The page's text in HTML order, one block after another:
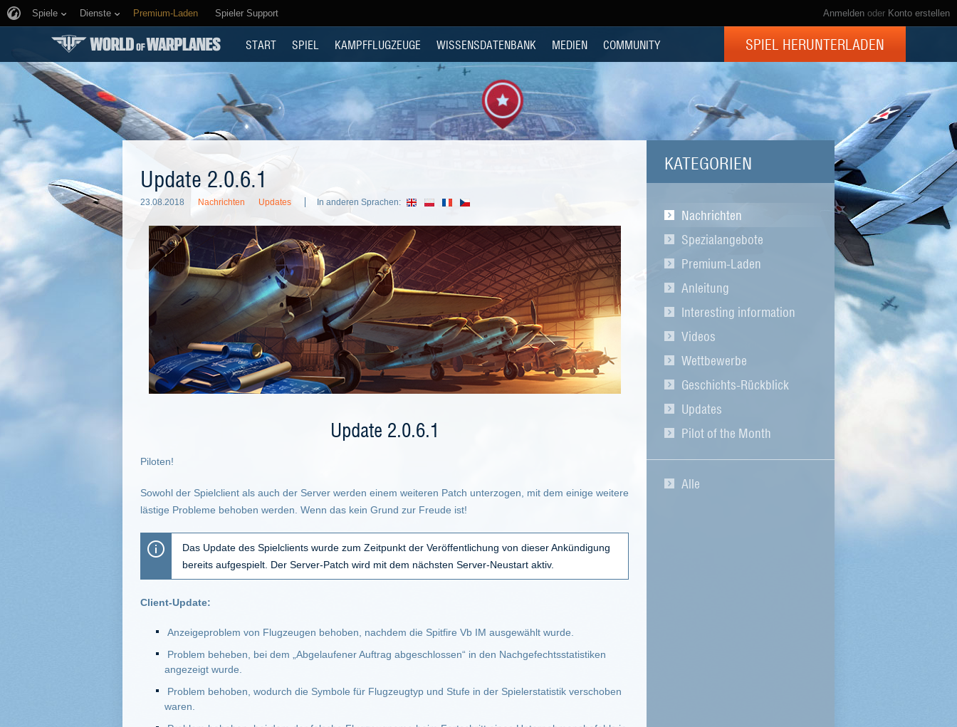
Anmelden oder Konto erstellen
Spiele Dienste Premium-Laden Spieler Support
START SPIEL KAMPFFLUGZEUGE WISSENSDATENBANK MEDIEN COMMUNITY SPIEL HERUNTERLADEN
KATEGORIEN
Nachrichten
Spezialangebote
Premium-Laden
Anleitung
Interesting information
Videos
Wettbewerbe
Geschichts-Rückblick
Updates
Pilot of the Month
Alle
Update 2.0.6.1
23.08.2018 Nachrichten Updates In anderen Sprachen:
Update 2.0.6.1
Piloten!
Sowohl der Spielclient als auch der Server werden einem weiteren Patch unterzogen, mit dem einige weitere
lästige Probleme behoben werden. Wenn das kein Grund zur Freude ist!
Das Update des Spielclients wurde zum Zeitpunkt der Veröffentlichung von dieser Ankündigung
bereits aufgespielt. Der Server-Patch wird mit dem nächsten Server-Neustart aktiv.
Client-Update:
Anzeigeproblem von Flugzeugen behoben, nachdem die Spitfire Vb IM ausgewählt wurde.
Problem beheben, bei dem „Abgelaufener Auftrag abgeschlossen“ in den Nachgefechtsstatistiken
angezeigt wurde.
Problem behoben, wodurch die Symbole für Flugzeugtyp und Stufe in der Spielerstatistik verschoben
waren.